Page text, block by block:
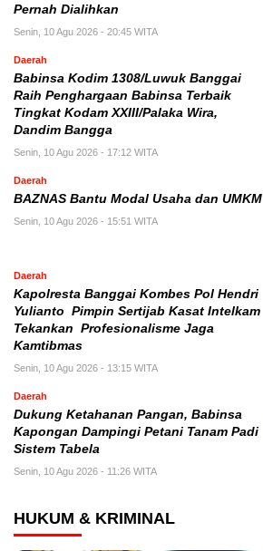
Pernah Dialihkan
Senin, 10 Agu 2026 - 20:45 WITA
Daerah
Babinsa Kodim 1308/Luwuk Banggai
Raih Penghargaan Babinsa Terbaik
Tingkat Kodam XXIII/Palaka Wira,
Dandim Bangga
Senin, 10 Agu 2026 - 17:12 WITA
Daerah
BAZNAS Bantu Modal Usaha dan UMKM
Senin, 10 Agu 2026 - 15:51 WITA
Daerah
Kapolresta Banggai Kombes Pol Hendri
Yulianto Pimpin Sertijab Kasat Intelkam
Tekankan Profesionalisme Jaga
Kamtibmas
Senin, 10 Agu 2026 - 13:15 WITA
Daerah
Dukung Ketahanan Pangan, Babinsa
Kapongan Dampingi Petani Tanam Padi
Sistem Tabela
Senin, 10 Agu 2026 - 11:26 WITA
HUKUM & KRIMINAL